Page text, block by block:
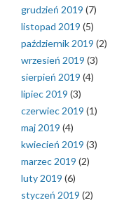
grudzień 2019 (7)
listopad 2019 (5)
październik 2019 (2)
wrzesień 2019 (3)
sierpień 2019 (4)
lipiec 2019 (3)
czerwiec 2019 (1)
maj 2019 (4)
kwiecień 2019 (3)
marzec 2019 (2)
luty 2019 (6)
styczeń 2019 (2)